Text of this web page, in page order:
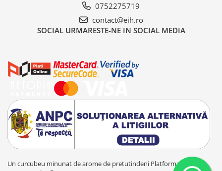
0752275719
contact@eih.ro
SOCIAL URMARESTE-NE IN SOCIAL MEDIA
Un curcubeu minunat de arome de pretutindeni Platforma E-